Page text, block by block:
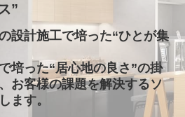
”
設計施工で培った“ひとが集
培った“居心地の良さ”の掛
お客様の課題を解決するソ
ます。